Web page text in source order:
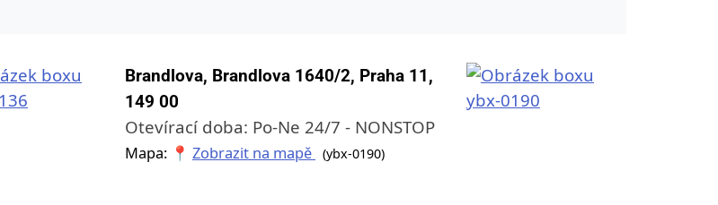
Brandlova, Brandlova 1640/2, Praha 11,
149 00
Otevírací doba: Po-Ne 24/7 - NONSTOP
Mapa: 📍 Zobrazit na mapě (ybx-0190)